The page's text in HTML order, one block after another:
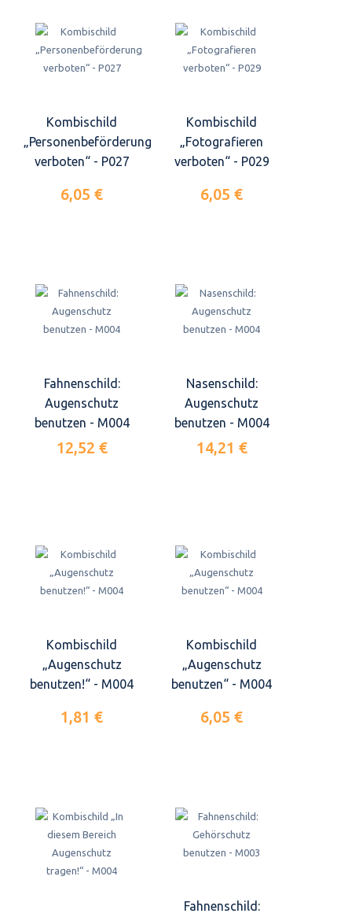
Kombischild
„Personenbeförderung
verboten“ - P027
6,05 €
Kombischild
„Fotografieren
verboten“ - P029
6,05 €
Fahnenschild:
Augenschutz
benutzen - M004
12,52 €
Nasenschild:
Augenschutz
benutzen - M004
14,21 €
Kombischild
„Augenschutz
benutzen!“ - M004
1,81 €
Kombischild
„Augenschutz
benutzen“ - M004
6,05 €
Fahnenschild: